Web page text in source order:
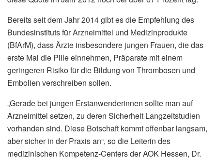
Bereits seit dem Jahr 2014 gibt es die Empfehlung des
Bundesinstituts für Arzneimittel und Medizinprodukte
(BfArM), dass Ärzte insbesondere jungen Frauen, die das
erste Mal die Pille einnehmen, Präparate mit einem
geringeren Risiko für die Bildung von Thrombosen und
Embolien verschreiben sollen.
„Gerade bei jungen Erstanwenderinnen sollte man auf
Arzneimittel setzen, zu deren Sicherheit Langzeitstudien
vorhanden sind. Diese Botschaft kommt offenbar langsam,
aber sicher in der Praxis an“, so die Leiterin des
medizinischen Kompetenz-Centers der AOK Hessen, Dr.